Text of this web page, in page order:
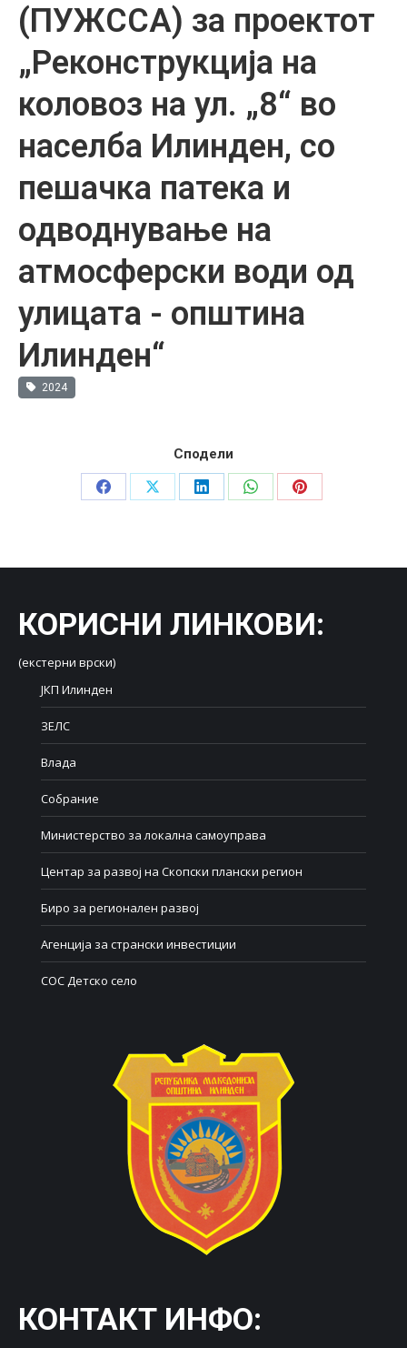
(ПУЖССА) за проектот
„Реконструкција на
коловоз на ул. „8“ во
населба Илинден, со
пешачка патека и
одводнување на
атмосферски води од
улицата - општина
Илинден“
2024
Сподели
Share
Share
Share
Share
Share
КОРИСНИ ЛИНКОВИ:
(екстерни врски)
ЈКП Илинден
ЗЕЛС
Влада
Собрание
Министерство за локална самоуправа
Центар за развој на Скопски плански регион
Биро за регионален развој
Агенција за странски инвестиции
СОС Детско село
КОНТАКТ ИНФО: